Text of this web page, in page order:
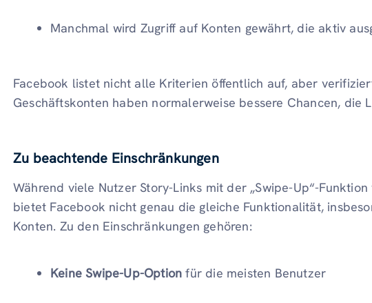
Manchmal wird Zugriff auf Konten gewährt, die aktiv
Facebook listet nicht alle Kriterien öffentlich auf, aber
Geschäftskonten haben normalerweise bessere Chancen, die
Zu beachtende Einschränkungen
Während viele Nutzer Story-Links mit der „Swipe-Up“-
bietet Facebook nicht genau die gleiche Funktionalität,
Konten. Zu den Einschränkungen gehören:
Keine Swipe-Up-Option für die meisten Benutzer